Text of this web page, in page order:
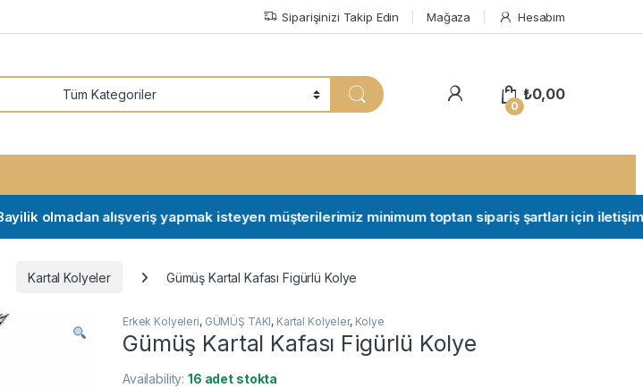
Siparişinizi Takip Edin Mağaza Hesabım
My Account
0
₺0,00
alışveriş yapmak isteyen müşterilerimiz minimum toptan sipariş şartları için iletişime
Kartal Kolyeler Gümüş Kartal Kafası Figürlü Kolye
Erkek Kolyeleri, GÜMÜŞ TAKI, Kartal Kolyeler, Kolye
Gümüş Kartal Kafası Figürlü Kolye
Availability:16 adet stokta